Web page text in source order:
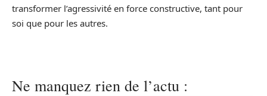
transformer l’agressivité en force constructive, tant pour
soi que pour les autres.
Ne manquez rien de l’actu :